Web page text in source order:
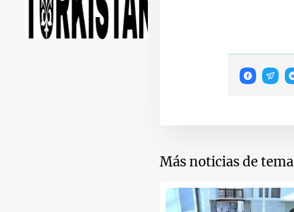
Más noticias de tema